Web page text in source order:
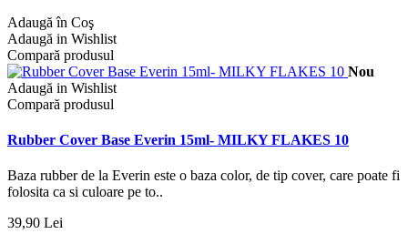
Adaugă în Coş
Adaugă in Wishlist
Compară produsul
Nou
Adaugă in Wishlist
Compară produsul
Rubber Cover Base Everin 15ml- MILKY FLAKES 10
Baza rubber de la Everin este o baza color, de tip cover, care poate fi
folosita ca si culoare pe to..
39,90 Lei